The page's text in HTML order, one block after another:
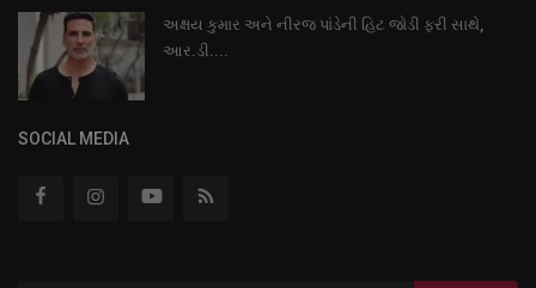
અક્ષય કુમાર અને નીરજ પાંડેની હિટ જોડી ફરી સાથે,
આર.ડી....
SOCIAL MEDIA